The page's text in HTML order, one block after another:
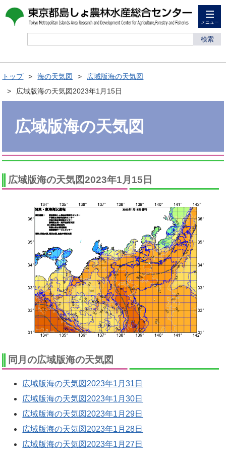
メニュー
検索
トップ 海の天気図
広域版海の天気図
広域版海の天気図2023年1月15日
広域版海の天気図
広域版海の天気図2023年1月15日
同月の広域版海の天気図
広域版海の天気図2023年1月31日
広域版海の天気図2023年1月30日
広域版海の天気図2023年1月29日
広域版海の天気図2023年1月28日
広域版海の天気図2023年1月27日